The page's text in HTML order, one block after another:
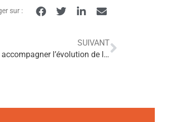
sur :
SUIVANT
Appel à projet de la CNSA : « Expérimenter pour accompagner l’évolution de l’offre médico-sociale et l’adaptation des réponses aux besoins des personnes »